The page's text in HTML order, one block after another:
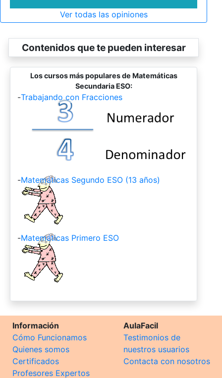
Ver todas las opiniones
Contenidos que te pueden interesar
Los cursos más populares de Matemáticas
Secundaria ESO:
-Trabajando con Fracciones
-Matemáticas Segundo ESO (13 años)
-Matemáticas Primero ESO
Información
Cómo Funcionamos
Quienes somos
Certificados
Profesores Expertos
AulaFacil
Testimonios de
nuestros usuarios
Contacta con nosotros